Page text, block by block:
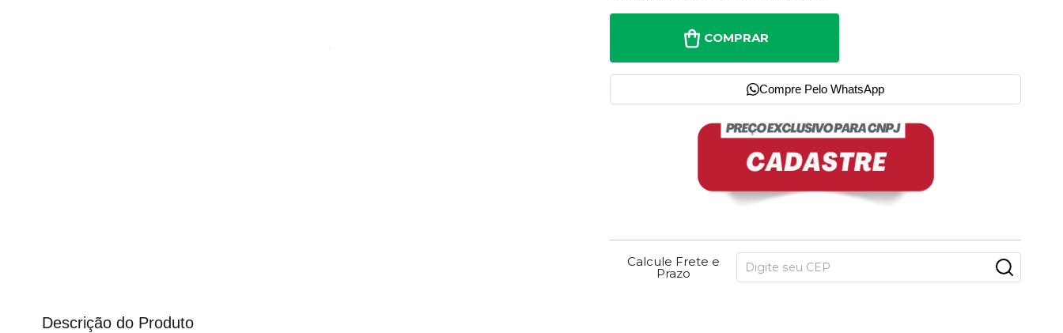
COMPRAR
Compre Pelo WhatsApp
Calcule Frete e
Prazo
Descrição do Produto